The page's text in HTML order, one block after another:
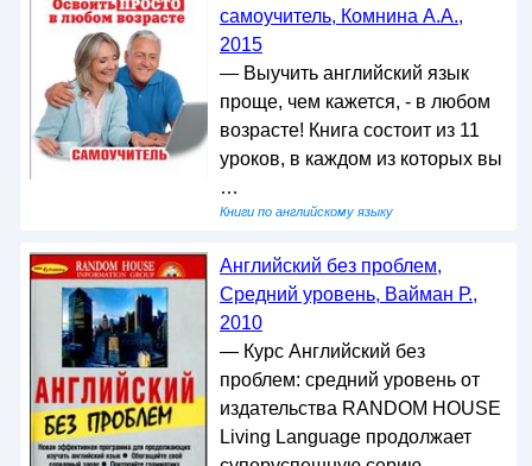
самоучитель, Комнина А.А.,
2015
— Выучить английский язык
проще, чем кажется, - в любом
возрасте! Книга состоит из 11
уроков, в каждом из которых вы
…
Книги по английскому языку
Английский без проблем,
Средний уровень, Вайман Р.,
2010
— Курс Английский без
проблем: средний уровень от
издательства RANDOM HOUSE
Living Language продолжает